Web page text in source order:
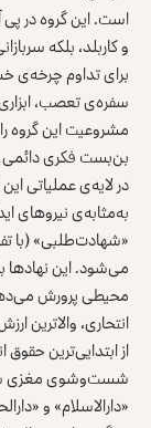
است. این گروه در
و کاربلد، بلکه
برای تداوم چرخه‌ی
سفره‌ی تعصب،
مشروعیت این گروه
بن‌بست فکری دائمی
در لایه‌ی عملیاتی
به‌مثابه‌ی نیروهای
«شهادت‌طلبی» (با
می‌شود. این نهادها با
محیطی پرورش
انتحاری،
از ابتدایی‌ترین
شست‌وشوی مغزی
«دارالاسلام» و